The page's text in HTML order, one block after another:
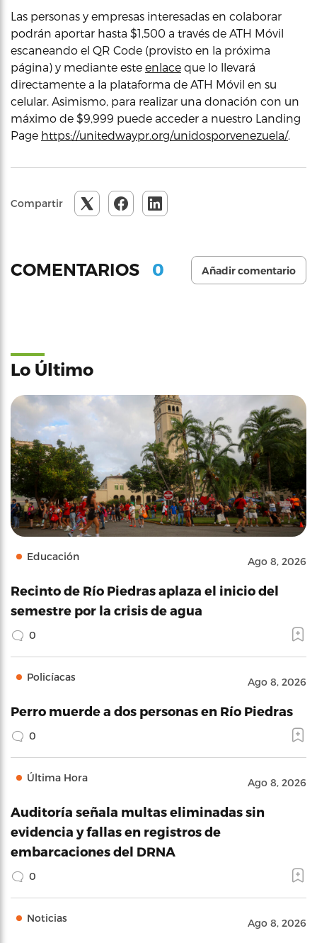
Las personas y empresas interesadas en colaborar
podrán aportar hasta $1,500 a través de ATH Móvil
escaneando el QR Code (provisto en la próxima
página) y mediante este enlace que lo llevará
directamente a la plataforma de ATH Móvil en su
celular. Asimismo, para realizar una donación con un
máximo de $9,999 puede acceder a nuestro Landing
Page https://unitedwaypr.org/unidosporvenezuela/.
Compartir
COMENTARIOS 0 Añadir comentario
Lo Último
Educación Ago 8, 2026
Recinto de Río Piedras aplaza el inicio del
semestre por la crisis de agua
0
Policíacas Ago 8, 2026
Perro muerde a dos personas en Río Piedras
0
Última Hora Ago 8, 2026
Auditoría señala multas eliminadas sin
evidencia y fallas en registros de
embarcaciones del DRNA
0
Noticias Ago 8, 2026